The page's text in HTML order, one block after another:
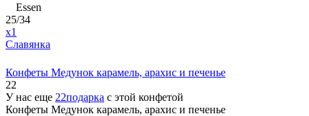
Essen
25/34
x1
Славянка
Конфеты Медунок карамель, арахис и печенье
22
У нас еще 22подарка с этой конфетой
Конфеты Медунок карамель, арахис и печенье